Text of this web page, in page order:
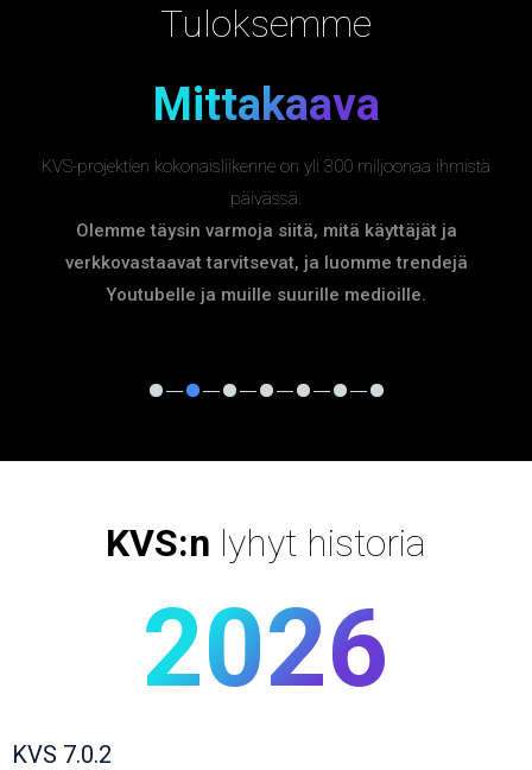
Tuloksemme
Mittakaava
KVS-projektien kokonaisliikenne on yli 300 miljoonaa ihmistä
päivässä.
Olemme täysin varmoja siitä, mitä käyttäjät ja
verkkovastaavat tarvitsevat, ja luomme trendejä
Youtubelle ja muille suurille medioille.
KVS:n lyhyt historia
2026
KVS 7.0.2